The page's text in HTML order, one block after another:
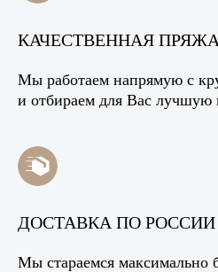
КАЧЕСТВЕННАЯ ПРЯЖА
Мы работаем напрямую с
и отбираем для Вас лучшую
ДОСТАВКА ПО РОССИИ
Мы стараемся максимально